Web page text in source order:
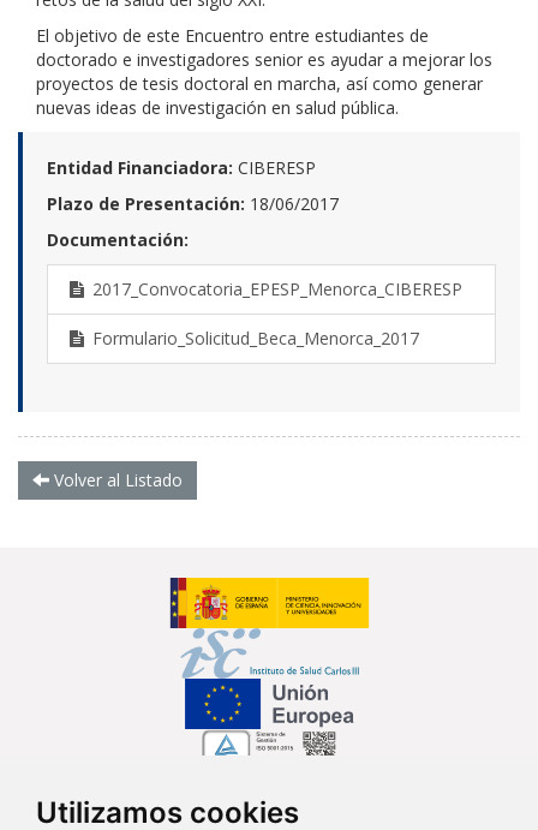
Utilizamos cookies
El objetivo de este Encuentro entre estudiantes de
doctorado e investigadores senior es ayudar a mejorar los
proyectos de tesis doctoral en marcha, así como generar
nuevas ideas de investigación en salud pública.
Entidad Financiadora: CIBERESP
Plazo de Presentación: 18/06/2017
Documentación:
2017_Convocatoria_EPESP_Menorca_CIBERESP
Formulario_Solicitud_Beca_Menorca_2017
Volver al Listado
Síguenos en...